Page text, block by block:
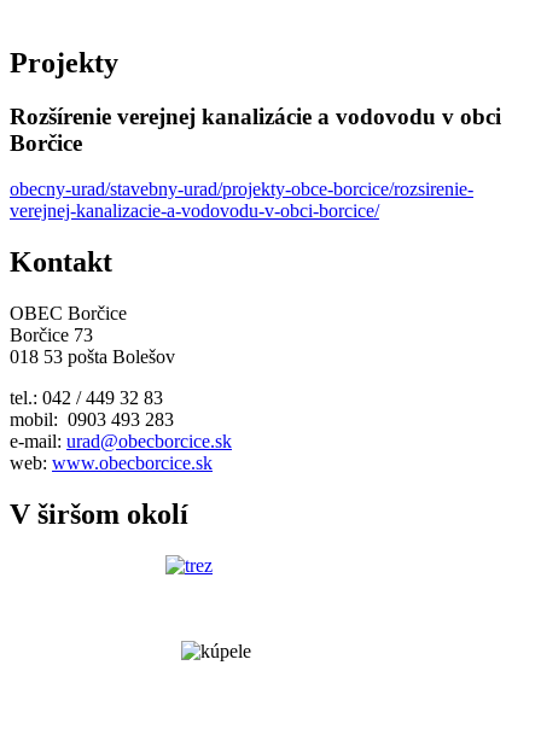
Projekty
Rozšírenie verejnej kanalizácie a vodovodu v obci
Borčice
obecny-urad/stavebny-urad/projekty-obce-borcice/rozsirenie-
verejnej-kanalizacie-a-vodovodu-v-obci-borcice/
Kontakt
OBEC Borčice
Borčice 73
018 53 pošta Bolešov
tel.: 042 / 449 32 83
mobil: 0903 493 283
e-mail: urad@obecborcice.sk
web: www.obecborcice.sk
V širšom okolí